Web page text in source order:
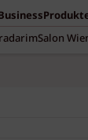
imSalon